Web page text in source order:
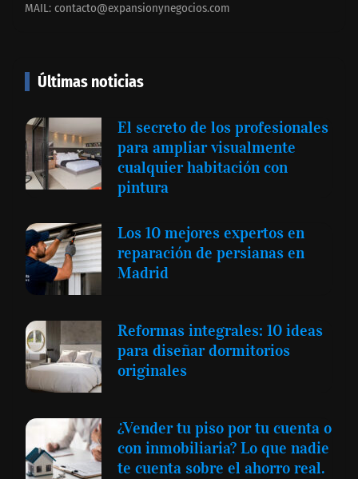
MAIL: contacto@expansionynegocios.com
Últimas noticias
El secreto de los profesionales
para ampliar visualmente
cualquier habitación con
pintura
Los 10 mejores expertos en
reparación de persianas en
Madrid
Reformas integrales: 10 ideas
para diseñar dormitorios
originales
¿Vender tu piso por tu cuenta o
con inmobiliaria? Lo que nadie
te cuenta sobre el ahorro real.